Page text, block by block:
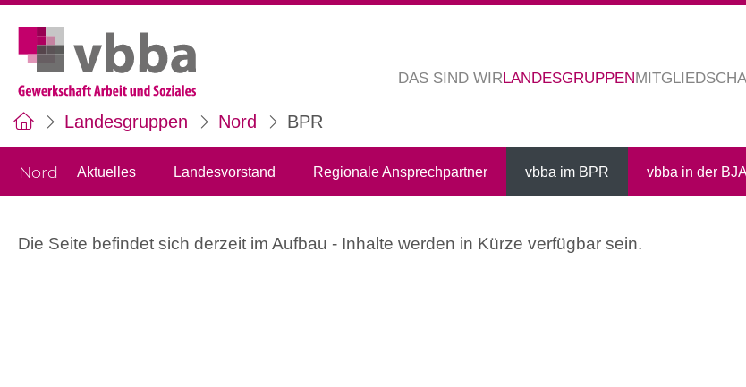
DAS SIND WIRLANDESGRUPPEN
Landesgruppen Nord BPR
Nord Aktuelles Landesvorstand Regionale Ansprechpartner vbba im BPR vbba in der
Die Seite befindet sich derzeit im Aufbau - Inhalte werden in Kürze verfügbar sein.